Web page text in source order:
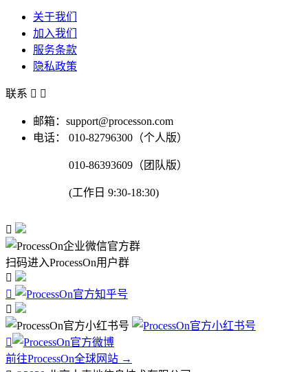
关于我们
加入我们
服务条款
隐私政策
联系  
邮箱：support@processon.com
电话：
010-82796300（个人版）
010-86393609（团队版）
(工作日 9:30-18:30)

扫码进入ProcessOn用户群




前往ProcessOn全球网站 →